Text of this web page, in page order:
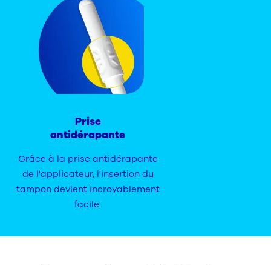
Prise
antidérapante
Grâce à la prise antidérapante
de l'applicateur, l'insertion du
tampon devient incroyablement
facile.